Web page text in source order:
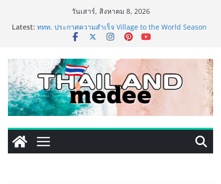
วันเสาร์, สิงหาคม 8, 2026
Latest: ททท. ประกาศความสำเร็จ Village to the World Season
5 ผนึก 9 พันธมิตร ขับเคลื่อน ESG Tourism สืบสานพระ
เหิงลี่ แมนูแฟคเจอริ่ง เทคโนโลยี (ไทยแลนด์) เปิดโรงงาน
แห่งใหม่ในชลบุรี เดินหน้าขยายฐานการผลิตสู่เอเชียตะวัน
ออกเฉียงใต้ เสริมแกร่งยุทธศาสตร์ระดับโลก
TECNO ประกาศทรานส์ฟอร์มจากเกมมิ่งโฟน สู่ไลฟ์สไตล์
แฟชั่นไอเท็ม เสิร์ฟใหญ่ปักหมุดแลนมาร์คใหม่กลางสถานี
MRT วาง POVA 8 Series จุดเริ่มต้นครั้งสำคัญ
PIPPER STANDARD® เปิดตัวแชมพูอาบน้ำ และ โฟมอาบ
แห้งสัตว์เลี้ยง ชูนวัตกรรมพลังธรรมชาติ “Zero-Residue”
เลียขนได้ ปลอดภัย ไร้สารตกค้าง
เริ่มแล้ว! อ.ต.ก.แฟร์ 4 ภาค @ภาคกลาง “มนต์เสน่ห์เกษตร
ไทย สู่ใจกลางมหานคร” ชวนชิม ช้อป สินค้าเกษตร